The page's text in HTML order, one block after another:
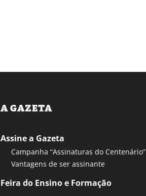
A GAZETA
Assine a Gazeta
Campanha “Assinaturas do Centenário”
Vantagens de ser assinante
Feira do Ensino e Formação